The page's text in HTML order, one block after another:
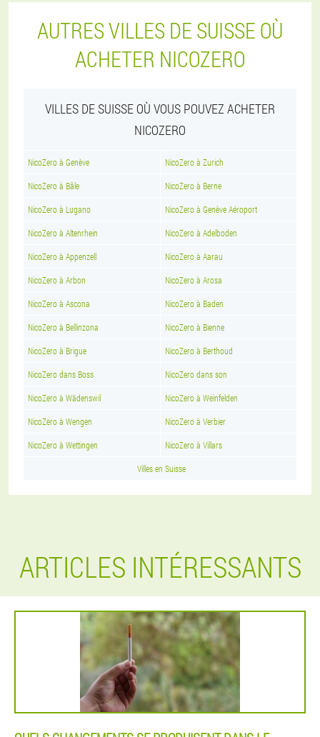
AUTRES VILLES DE SUISSE OÙ
ACHETER NICOZERO
VILLES DE SUISSE OÙ VOUS POUVEZ ACHETER
NICOZERO
NicoZero à Genève NicoZero à Zurich
NicoZero à Bâle NicoZero à Berne
NicoZero à Lugano NicoZero à Genève Aéroport
NicoZero à Altenrhein NicoZero à Adelboden
NicoZero à Appenzell NicoZero à Aarau
NicoZero à Arbon NicoZero à Arosa
NicoZero à Ascona NicoZero à Baden
NicoZero à Bellinzona NicoZero à Bienne
NicoZero à Brigue NicoZero à Berthoud
NicoZero dans Boss NicoZero dans son
NicoZero à Wädenswil NicoZero à Weinfelden
NicoZero à Wengen NicoZero à Verbier
NicoZero à Wettingen NicoZero à Villars
Villes en Suisse
ARTICLES INTÉRESSANTS